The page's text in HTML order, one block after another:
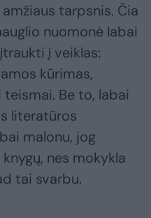
tarpsnis. Čia
nuomonė labai
į veiklas:
kūrimas,
Be to, labai
literatūros
malonu, jog
nes mokykla
tai svarbu.